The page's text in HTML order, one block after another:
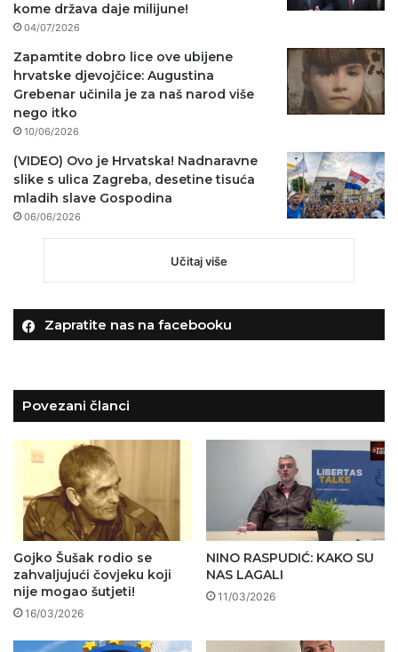
kome država daje milijune!
04/07/2026
Zapamtite dobro lice ove ubijene
hrvatske djevojčice: Augustina
Grebenar učinila je za naš narod više
nego itko
10/06/2026
(VIDEO) Ovo je Hrvatska! Nadnaravne
slike s ulica Zagreba, desetine tisuća
mladih slave Gospodina
06/06/2026
Učitaj više
Zapratite nas na facebooku
Povezani članci
Gojko Šušak rodio se
zahvaljujući čovjeku koji
nije mogao šutjeti!
16/03/2026
NINO RASPUDIĆ: KAKO SU
NAS LAGALI
11/03/2026